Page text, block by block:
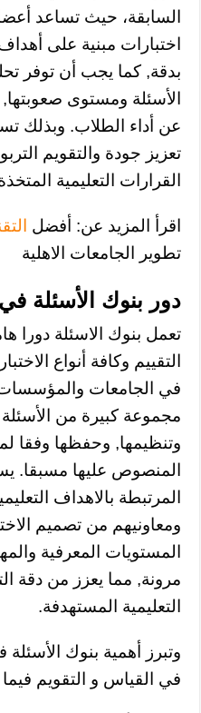
السابقة، حيث تساعد
اختبارات مبنية على
بدقة, كما يجب أن توفر
الأسئلة ومستوى صعوبتها,
عن أداء الطلاب. وبذلك
تعزيز جودة والتقويم
القرارات التعليمية
اقرأ المزيد عن: أفضل
تطوير الجامعات الاهلية
دور بنوك الأسئلة في
تعمل بنوك الاسئلة دورا
التقييم وكافة أنواع
في الجامعات والمؤسسات
مجموعة كبيرة من الأسئلة
وتنظيمها, وحفظها وفقا
المنصوص عليها مسبقا.
المرتبطة بالاهداف
ومعاونيهم من تصميم
المستويات المعرفية
مرونة, مما يعزز من دقة
التعليمية المستهدفة.
وتبرز أهمية بنوك الأسئلة
في القياس و التقويم